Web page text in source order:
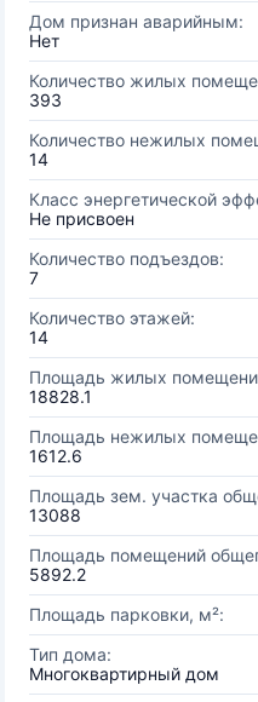
Дом признан аварийным:
Нет
Количество жилых
393
Количество нежилых
14
Класс энергетической
Не присвоен
Количество подъездов:
7
Количество этажей:
14
Площадь жилых
18828.1
Площадь нежилых
1612.6
Площадь зем. участка
13088
Площадь помещений
5892.2
Площадь парковки, м²:
Тип дома:
Многоквартирный дом